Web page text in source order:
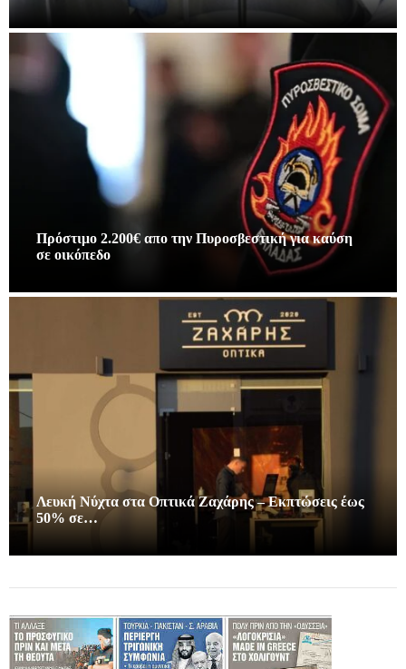
Πρόστιμο 2.200€ απο την Πυροσβεστική για καύση
σε οικόπεδο
Λευκή Νύχτα στα Οπτικά Ζαχάρης – Εκπτώσεις έως
50% σε…